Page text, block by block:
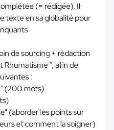
(= rédigée). Il
texte en sa globalité pour
de sourcing + rédaction
Rhumatisme ”, afin de
:
(200 mots)
(aborder les points sur
et comment la soigner)